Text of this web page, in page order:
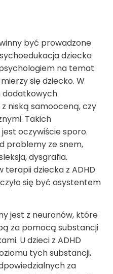
być prowadzone
dziecka
na temat
się dziecko. W
dodatkowych
niską samooceną, czy
Takich
oczywiście sporo.
problemy ze snem,
dysgrafia.
terapii dziecka z ADHD
się być asystentem
jest z neuronów, które
za pomocą substancji
U dzieci z ADHD
tych substancji,
za